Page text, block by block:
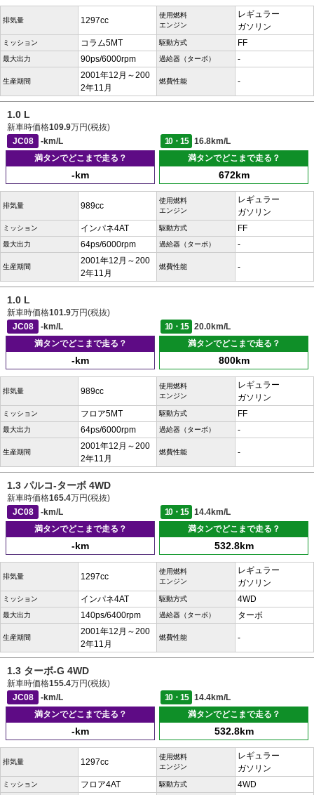
排気量 1297cc
使用燃料
エンジン
レギュラー
ガソリン
ミッション コラム5MT 駆動方式 FF
最大出力 90ps/6000rpm 過給器（ターボ） -
生産期間
2001年12月～200
2年11月
燃費性能 -
1.0 L
新車時価格109.9万円(税抜)
JC08
-km/L 10・15
16.8km/L
満タンでどこまで走る？
-km
満タンでどこまで走る？
672km
排気量 989cc
使用燃料
エンジン
レギュラー
ガソリン
ミッション インパネ4AT 駆動方式 FF
最大出力 64ps/6000rpm 過給器（ターボ） -
生産期間
2001年12月～200
2年11月
燃費性能 -
1.0 L
新車時価格101.9万円(税抜)
JC08
-km/L 10・15
20.0km/L
満タンでどこまで走る？
-km
満タンでどこまで走る？
800km
排気量 989cc
使用燃料
エンジン
レギュラー
ガソリン
ミッション フロア5MT 駆動方式 FF
最大出力 64ps/6000rpm 過給器（ターボ） -
生産期間
2001年12月～200
2年11月
燃費性能 -
1.3 パルコ-ターボ 4WD
新車時価格165.4万円(税抜)
JC08
-km/L 10・15
14.4km/L
満タンでどこまで走る？
-km
満タンでどこまで走る？
532.8km
排気量 1297cc
使用燃料
エンジン
レギュラー
ガソリン
ミッション インパネ4AT 駆動方式 4WD
最大出力 140ps/6400rpm 過給器（ターボ） ターボ
生産期間
2001年12月～200
2年11月
燃費性能 -
1.3 ターボ-G 4WD
新車時価格155.4万円(税抜)
JC08
-km/L 10・15
14.4km/L
満タンでどこまで走る？
-km
満タンでどこまで走る？
532.8km
排気量 1297cc
使用燃料
エンジン
レギュラー
ガソリン
ミッション フロア4AT 駆動方式 4WD